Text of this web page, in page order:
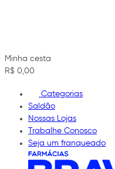
Minha cesta
R$ 0,00
Categorias
Saldão
Nossas Lojas
Trabalhe Conosco
Seja um franqueado